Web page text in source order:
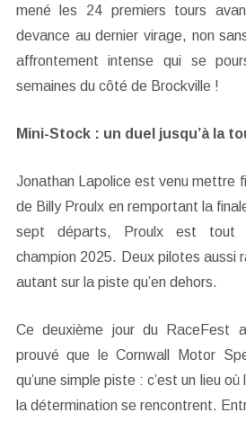
mené les 24 premiers tours
devance au dernier virage, non
affrontement intense qui se
semaines du côté de Brockville !
Mini-Stock : un duel jusqu’à la
Jonathan Lapolice est venu mettre
de Billy Proulx en remportant la
sept départs, Proulx est tout
champion 2025. Deux pilotes aussi
autant sur la piste qu’en dehors.
Ce deuxième jour du RaceFest
prouvé que le Cornwall Motor
qu’une simple piste : c’est un lieu
la détermination se rencontrent.